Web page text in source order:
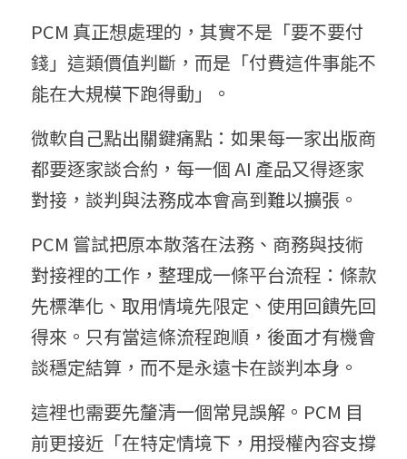
PCM 真正想處理的，其實不是「要不要付
錢」這類價值判斷，而是「付費這件事能不
能在大規模下跑得動」。
微軟自己點出關鍵痛點：如果每一家出版商
都要逐家談合約，每一個 AI 產品又得逐家
對接，談判與法務成本會高到難以擴張。
PCM 嘗試把原本散落在法務、商務與技術
對接裡的工作，整理成一條平台流程：條款
先標準化、取用情境先限定、使用回饋先回
得來。只有當這條流程跑順，後面才有機會
談穩定結算，而不是永遠卡在談判本身。
這裡也需要先釐清一個常見誤解。PCM 目
前更接近「在特定情境下，用授權內容支撐